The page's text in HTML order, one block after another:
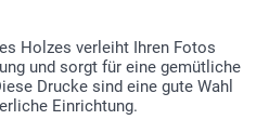
Holzes verleiht Ihren Fotos
und sorgt für eine gemütliche
Drucke sind eine gute Wahl
Einrichtung.